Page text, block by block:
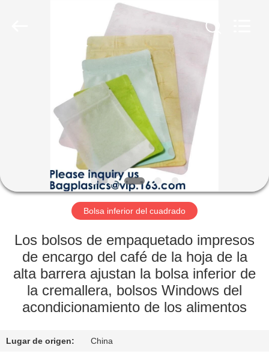
PRODUCTOS
SOBRE
NOSOTROS
VIAJE
LA
FÁBRICA
CONTROL
DE
Bolsa inferior del cuadrado
Los bolsos de empaquetado impresos
de encargo del café de la hoja de la
alta barrera ajustan la bolsa inferior de
la cremallera, bolsos Windows del
acondicionamiento de los alimentos
Lugar de origen: China